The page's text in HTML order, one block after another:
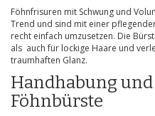
Föhnfrisuren mit Schwung und
Trend und sind mit einer
recht einfach umzusetzen. Die
als auch für lockige Haare und
traumhaften Glanz.
Handhabung
Föhnbürste